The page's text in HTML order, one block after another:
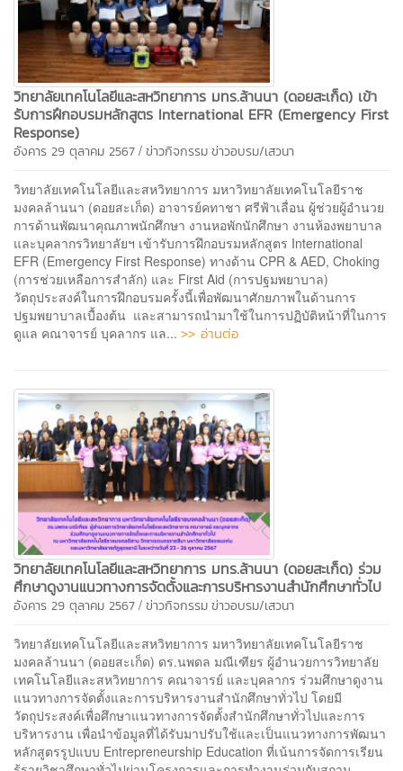
วิทยาลัยเทคโนโลยีและสหวิทยาการ มทร.ล้านนา (ดอยสะเก็ด) เข้า
รับการฝึกอบรมหลักสูตร International EFR (Emergency First
Response)
อังคาร 29 ตุลาคม 2567 / ข่าวกิจกรรมข่าวอบรม/เสวนา
วิทยาลัยเทคโนโลยีและสหวิทยาการ มหาวิทยาลัยเทคโนโลยีราช
มงคลล้านนา (ดอยสะเก็ด) อาจารย์คทาชา ศรีฟ้าเลื่อน ผู้ช่วยผู้อำนวย
การด้านพัฒนาคุณภาพนักศึกษา งานหอพักนักศึกษา งานห้องพยาบาล
และบุคลากรวิทยาลัยฯ เข้ารับการฝึกอบรมหลักสูตร International
EFR (Emergency First Response) ทางด้าน CPR & AED, Choking
(การช่วยเหลือการสำลัก) และ First Aid (การปฐมพยาบาล)
วัตถุประสงค์ในการฝึกอบรมครั้งนี้เพื่อพัฒนาศักยภาพในด้านการ
ปฐมพยาบาลเบื้องต้น และสามารถนำมาใช้ในการปฏิบัติหน้าที่ในการ
ดูแล คณาจารย์ บุคลากร แล... >> อ่านต่อ
วิทยาลัยเทคโนโลยีและสหวิทยาการ มทร.ล้านนา (ดอยสะเก็ด) ร่วม
ศึกษาดูงานแนวทางการจัดตั้งและการบริหารงานสำนักศึกษาทั่วไป
อังคาร 29 ตุลาคม 2567 / ข่าวกิจกรรมข่าวอบรม/เสวนา
วิทยาลัยเทคโนโลยีและสหวิทยาการ มหาวิทยาลัยเทคโนโลยีราช
มงคลล้านนา (ดอยสะเก็ด) ดร.นพดล มณีเฑียร ผู้อำนวยการวิทยาลัย
เทคโนโลยีและสหวิทยาการ คณาจารย์ และบุคลากร ร่วมศึกษาดูงาน
แนวทางการจัดตั้งและการบริหารงานสำนักศึกษาทั่วไป โดยมี
วัตถุประสงค์เพื่อศึกษาแนวทางการจัดตั้งสำนักศึกษาทั่วไปและการ
บริหารงาน เพื่อนำข้อมูลที่ได้รับมาปรับใช้และเป็นแนวทางการพัฒนา
หลักสูตรรูปแบบ Entrepreneurship Education ที่เน้นการจัดการเรียน